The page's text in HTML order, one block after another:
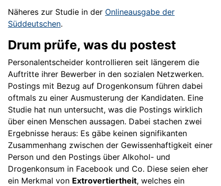
Näheres zur Studie in der Onlineausgabe der
Süddeutschen.
Drum prüfe, was du postest
Personalentscheider kontrollieren seit längerem die
Auftritte ihrer Bewerber in den sozialen Netzwerken.
Postings mit Bezug auf Drogenkonsum führen dabei
oftmals zu einer Ausmusterung der Kandidaten. Eine
Studie hat nun untersucht, was die Postings wirklich
über einen Menschen aussagen. Dabei stachen zwei
Ergebnisse heraus: Es gäbe keinen signifikanten
Zusammenhang zwischen der Gewissenhaftigkeit einer
Person und den Postings über Alkohol- und
Drogenkonsum in Facebook und Co. Diese seien eher
ein Merkmal von Extrovertiertheit, welches ein